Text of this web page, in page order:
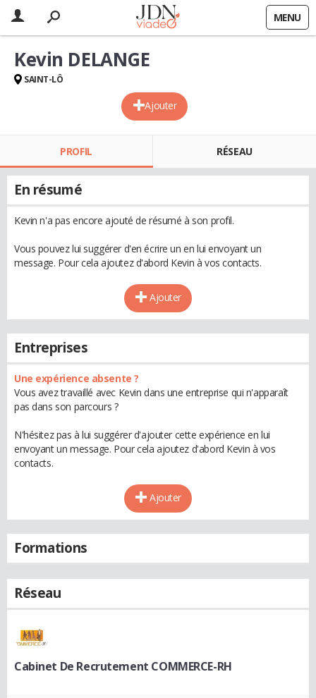
MENU
Ajouter
Kevin DELANGE
SAINT-LÔ
PROFIL RÉSEAU
En résumé
Kevin n'a pas encore ajouté de résumé à son profil.
Vous pouvez lui suggérer d'en écrire un en lui envoyant un
message. Pour cela ajoutez d'abord Kevin à vos contacts.
Ajouter
Entreprises
Une expérience absente ?
Vous avez travaillé avec Kevin dans une entreprise qui n'apparaît
pas dans son parcours ?
N'hésitez pas à lui suggérer d'ajouter cette expérience en lui
envoyant un message. Pour cela ajoutez d'abord Kevin à vos
contacts.
Ajouter
Formations
Réseau
Cabinet De Recrutement COMMERCE-RH